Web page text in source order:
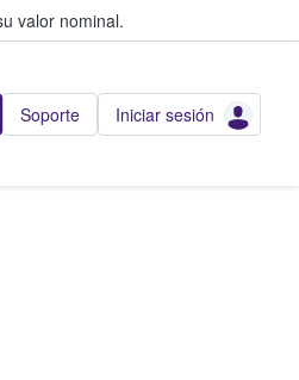
valor nominal.
Soporte Iniciar sesión